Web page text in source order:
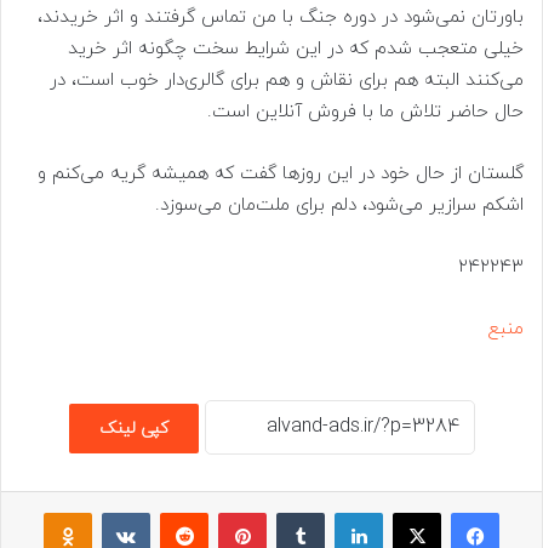
باورتان نمی‌شود در دوره جنگ با من تماس گرفتند و اثر خریدند،
خیلی متعجب شدم که در این شرایط سخت چگونه اثر خرید
می‌کنند البته هم برای نقاش و هم برای گالری‌دار خوب است، در
حال حاضر تلاش ما با فروش آنلاین است.
گلستان از حال خود در این روزها گفت که همیشه گریه می‌کنم و
اشکم سرازیر می‌شود، دلم برای ملت‌مان می‌سوزد.
۲۴۲۲۴۳
منبع
کپی لینک
فیسبوکایکس لینکداینتامبلر پینتریستReddit
VKontakte